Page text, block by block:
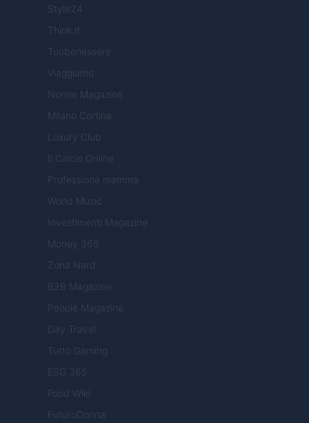
Style24
Think.it
Tuobenessere
Viaggiamo
Nonne Magazine
Milano Cortina
Luxury Club
Il Calcio Online
Professione mamma
World Music
Investimenti Magazine
Money 365
Zona Nerd
B2B Magazine
People Magazine
Day Travel
Tutto Gaming
ESG 365
Food Wiki
FuturoDonna